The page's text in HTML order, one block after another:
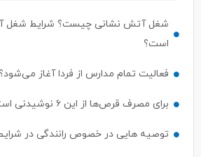
شغل آتش نشانی چیست؟ شرایط شغل
است؟
فعالیت تمام مدارس از فردا آغاز می‌شود؟
برای مصرف قرص‌ها از این ۶ نوشیدنی استفاده نکنید
توصیه هایی در خصوص رانندگی در شرایط